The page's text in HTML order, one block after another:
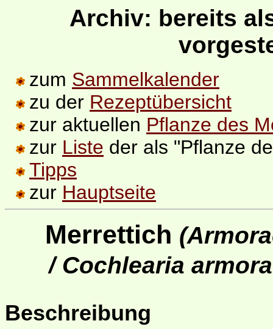
Archiv: bereits
zum Sammelkalender
zu der Rezeptübersicht
zur aktuellen Pflanze des
zur Liste der als "Pflanze
Tipps
zur Hauptseite
Merrettich
/ Cochlearia
Beschreibung